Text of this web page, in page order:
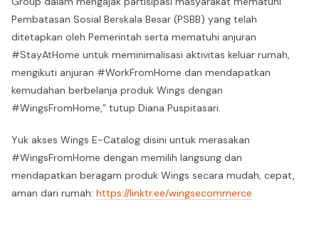
Pembatasan Sosial Berskala Besar (PSBB) yang telah
ditetapkan oleh Pemerintah serta mematuhi anjuran
#StayAtHome untuk meminimalisasi aktivitas keluar rumah,
mengikuti anjuran #WorkFromHome dan mendapatkan
kemudahan berbelanja produk Wings dengan
#WingsFromHome,” tutup Diana Puspitasari.
Yuk akses Wings E-Catalog disini untuk merasakan
#WingsFromHome dengan memilih langsung dan
mendapatkan beragam produk Wings secara mudah, cepat,
aman dari rumah: https://linktr.ee/wingsecommerce